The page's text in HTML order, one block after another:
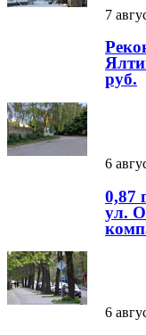
7
руб.
6
0,87
ул.
6